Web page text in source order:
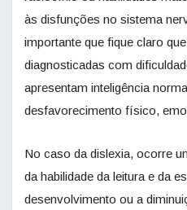
às disfunções no sistema
importante que fique claro
diagnosticadas com
apresentam inteligência
desfavorecimento físico,
No caso da dislexia, ocorre
da habilidade da leitura e da
desenvolvimento ou a